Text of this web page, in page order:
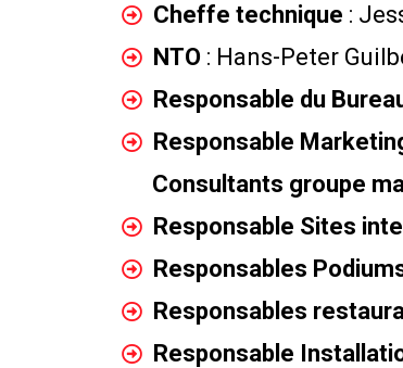
Cheffe technique :
NTO : Hans-Peter
Responsable du
Responsable
Consultants groupe
Responsable Sites
Responsables
Responsables
Responsable